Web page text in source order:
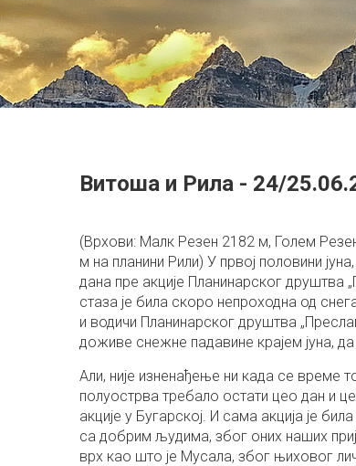
Витоша и Рила - 24/
(Врхови: Малк Резен 2182 м, Голем
м на планини Рили) У првој половини
дана пре акције Планинарског друштва
стаза је била скоро непроходна од
и водичи Планинарског друштва
доживе снежне падавине крајем јуна,
Али, није изненађење ни када се време
полуострва требало остати цео дан и
акције у Бугарској. И сама акција је
са добрим људима, због оних наших
врх као што је Мусала, због њиховог